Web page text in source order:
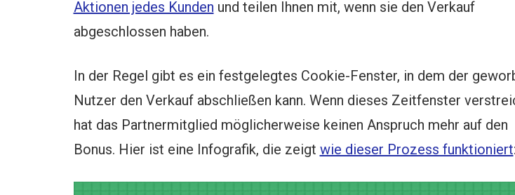
Aktionen jedes Kunden und teilen Ihnen mit, wenn sie den Verkauf
abgeschlossen haben.
In der Regel gibt es ein festgelegtes Cookie-Fenster, in dem der
Nutzer den Verkauf abschließen kann. Wenn dieses Zeitfenster
hat das Partnermitglied möglicherweise keinen Anspruch mehr auf den
Bonus. Hier ist eine Infografik, die zeigt wie dieser Prozess funktioniert: